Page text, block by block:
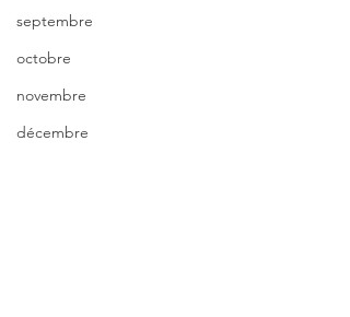
septembre
octobre
novembre
décembre